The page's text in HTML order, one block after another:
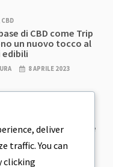
CBD
di CBD come Trip
un nuovo tocco al
edibili
8 APRILE 2023
al CBD e prodotti
CBD incredibilmente
in casa
deliver
traffic. You can
clicking